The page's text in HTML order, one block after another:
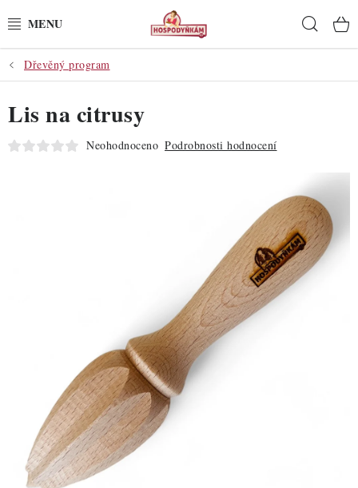
na
POTŘEBY
POMŮCKY
SUROVINY
ZDRAVÉ PEČENÍ
DÁRKOVÉ POUKAZY
TÉMATICKÉ PRODUKTY
PROFI BALENÍ
Dřevěný program
Lis na citrusy
Neohodnoceno Podrobnosti hodnocení